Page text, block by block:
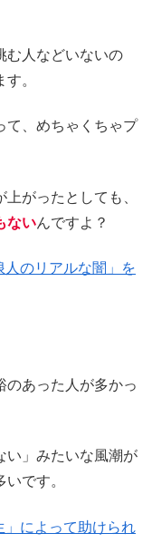
む人などいないの
。
て、めちゃくちゃプ
がったとしても、
ないんですよ？
のリアルな闇」を
のあった人が多かっ
い」みたいな風潮が
です。
」によって助けられ